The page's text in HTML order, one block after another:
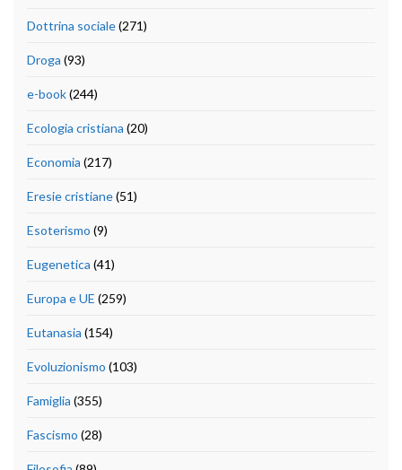
Dottrina sociale(271)
Droga (93)
e-book(244)
Ecologia cristiana (20)
Economia (217)
Eresie cristiane(51)
Esoterismo (9)
Eugenetica (41)
Europa e UE (259)
Eutanasia (154)
Evoluzionismo (103)
Famiglia (355)
Fascismo (28)